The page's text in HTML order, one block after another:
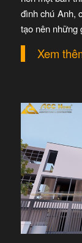
đình chú Anh,
tạo nên những
Xem